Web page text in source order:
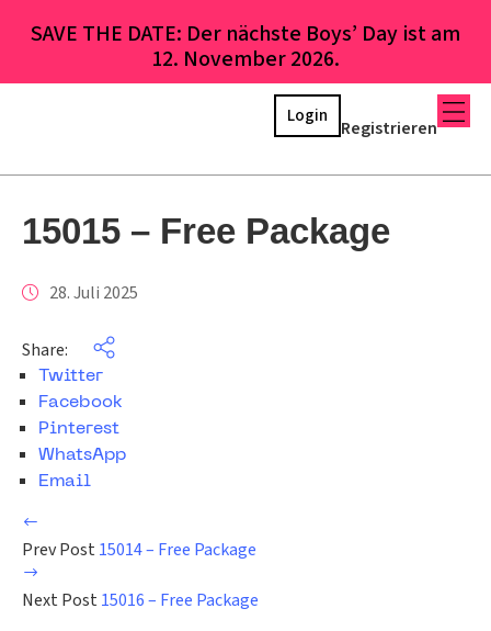
SAVE THE DATE: Der nächste Boys’ Day ist am
12. November 2026.
Registrieren
Login
15015 – Free Package
28. Juli 2025
Share:
Twitter
Facebook
Pinterest
WhatsApp
Email
Prev Post 15014 – Free Package
Next Post 15016 – Free Package